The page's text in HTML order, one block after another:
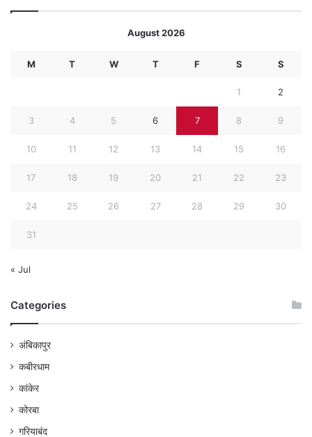
August 2026
M T W T F S S
1 2
3 4 5 6 7 8 9
10 11 12 13 14 15 16
17 18 19 20 21 22 23
24 25 26 27 28 29 30
31
« Jul
Categories
अंबिकापुर
कबीरधाम
कांकेर
कोरबा
गरियाबंद